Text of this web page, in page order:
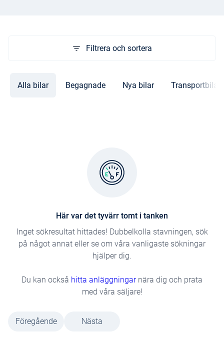
Filtrera och sortera
Alla bilar Begagnade Nya bilar Transportbilar
Här var det tyvärr tomt i tanken
Inget sökresultat hittades! Dubbelkolla stavningen, sök
på något annat eller se om våra vanligaste sökningar
hjälper dig.
Du kan också hitta anläggningarnära dig och prata
med våra säljare!
Föregående Nästa